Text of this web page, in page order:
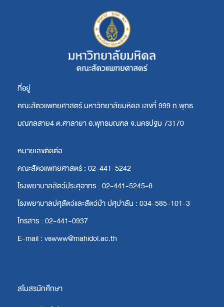
ที่อยู่
คณะสัตวแพทยศาสตร์ มหาวิทยาลัยมหิดล เลขที่ 999 ถ.พุทธ
มณฑลสาย4 ต.ศาลายา อ.พุทธมณฑล จ.นครปฐม 73170
หมายเลขติดต่อ
คณะสัตวแพทยศาสตร์ : 02-441-5242
โรงพยาบาลสัตว์ประศุอาทร : 02-441-5245-6
โรงพยาบาลปศุสัตว์และสัตว์ป่า ปศุปาลัน : 034-585-101-3
โทรสาร : 02-441-0937
E-mail : vswww@mahidol.ac.th
สโมสรนักศึกษา